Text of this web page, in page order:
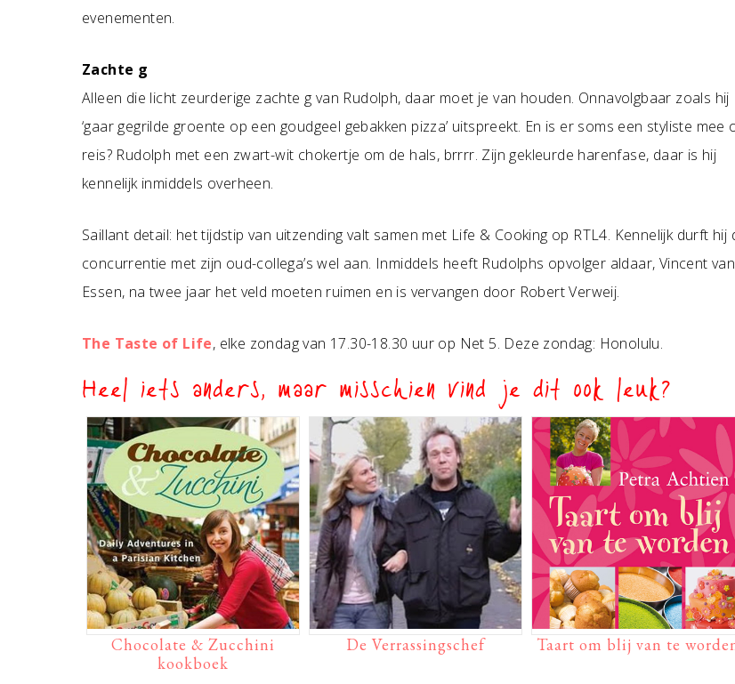
evenementen.
Zachte g
Alleen die licht zeurderige zachte g van Rudolph, daar moet je van houden. Onnavolgbaar zoals hij
‘gaar gegrilde groente op een goudgeel gebakken pizza’ uitspreekt. En is er soms een styliste mee
reis? Rudolph met een zwart-wit chokertje om de hals, brrrr. Zijn gekleurde harenfase, daar is hij
kennelijk inmiddels overheen.
Saillant detail: het tijdstip van uitzending valt samen met Life & Cooking op RTL4. Kennelijk durft hij
concurrentie met zijn oud-collega’s wel aan. Inmiddels heeft Rudolphs opvolger aldaar, Vincent van
Essen, na twee jaar het veld moeten ruimen en is vervangen door Robert Verweij.
The Taste of Life, elke zondag van 17.30-18.30 uur op Net 5. Deze zondag: Honolulu.
Heel iets anders, maar misschien vind je dit ook leuk?
Chocolate & Zucchini
kookboek
De Verrassingschef Taart om blij van te